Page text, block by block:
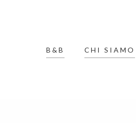
B&B CHI SIAMO